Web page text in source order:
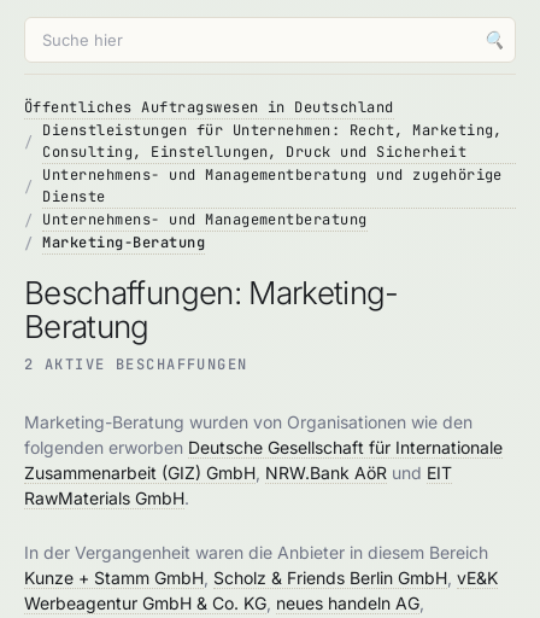
🔍
Öffentliches Auftragswesen in Deutschland
Dienstleistungen für Unternehmen: Recht, Marketing,
Consulting, Einstellungen, Druck und Sicherheit
Unternehmens- und Managementberatung und zugehörige
Dienste
Unternehmens- und Managementberatung
Marketing-Beratung
Beschaffungen: Marketing-
Beratung
2 AKTIVE BESCHAFFUNGEN
Marketing-Beratung wurden von Organisationen wie den
folgenden erworben Deutsche Gesellschaft für Internationale
Zusammenarbeit (GIZ) GmbH NRW.Bank AöR und EIT
RawMaterials GmbH.
In der Vergangenheit waren die Anbieter in diesem Bereich
Kunze + Stamm GmbH Scholz & Friends Berlin GmbH vE&K
Werbeagentur GmbH & Co. KG neues handeln AG